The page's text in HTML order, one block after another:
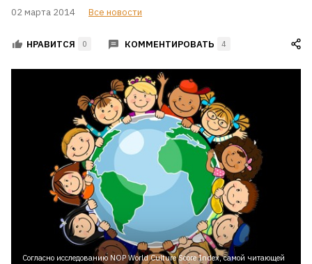
Экранизации
Коллекции
02 марта 2014 Все новости
НРАВИТСЯ 0 КОММЕНТИРОВАТЬ 4
Согласно исследованию NOP World Culture Score Index, самой читающей